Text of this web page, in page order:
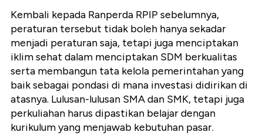
Kembali kepada Ranperda RPIP sebelumnya,
peraturan tersebut tidak boleh hanya sekadar
menjadi peraturan saja, tetapi juga menciptakan
iklim sehat dalam menciptakan SDM berkualitas
serta membangun tata kelola pemerintahan yang
baik sebagai pondasi di mana investasi didirikan di
atasnya. Lulusan-lulusan SMA dan SMK, tetapi juga
perkuliahan harus dipastikan belajar dengan
kurikulum yang menjawab kebutuhan pasar.